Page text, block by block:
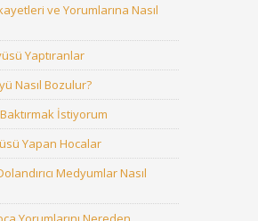
ve Yorumlarına Nasıl
Yaptıranlar
Nasıl Bozulur?
Baktırmak İstiyorum
Yapan Hocalar
Medyumlar Nasıl